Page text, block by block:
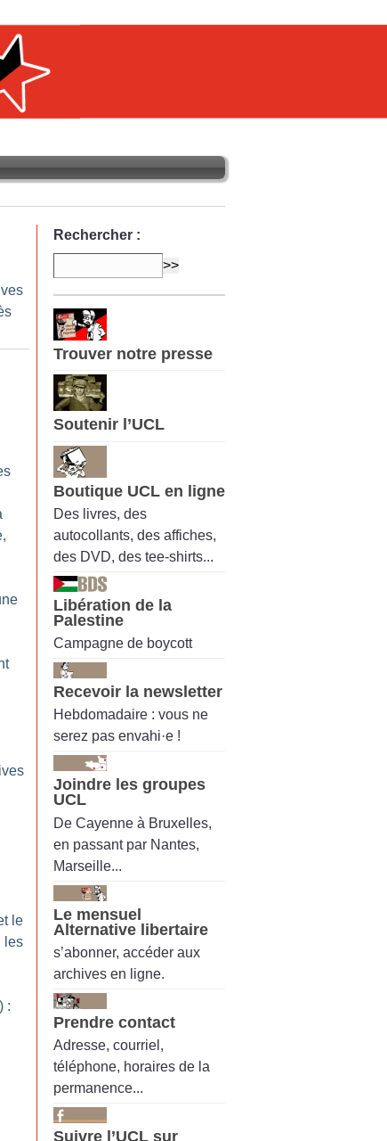
le
les
:
Rechercher :
Trouver notre presse
Soutenir l’UCL
Boutique UCL en ligne
Des livres, des
autocollants, des affiches,
des DVD, des tee-shirts...
Libération de la
Palestine
Campagne de boycott
Recevoir la newsletter
Hebdomadaire : vous ne
serez pas envahi·e !
Joindre les groupes
UCL
De Cayenne à Bruxelles,
en passant par Nantes,
Marseille...
Le mensuel
Alternative libertaire
s’abonner, accéder aux
archives en ligne.
Prendre contact
Adresse, courriel,
téléphone, horaires de la
permanence...
Suivre l’UCL sur